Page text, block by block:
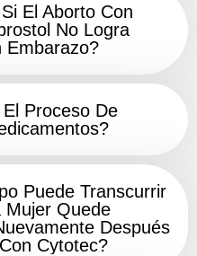
El Aborto Con
No Logra
Embarazo?
Proceso De
Puede Transcurrir
Mujer Quede
Después
Cytotec?